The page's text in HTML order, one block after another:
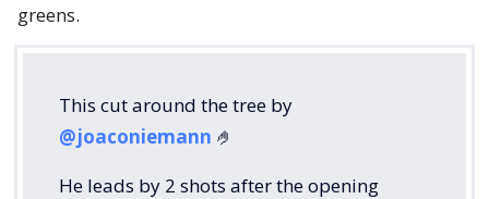
greens.
This cut around the tree by
@joaconiemann 🤌
He leads by 2 shots after the opening